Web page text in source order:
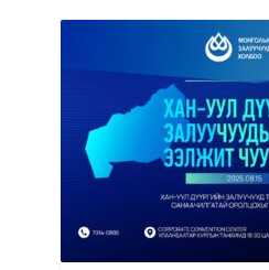
удирдан явуулж
бүрийн төлөөлөл болсон
оролцож,
бүрэлдэхүүн...